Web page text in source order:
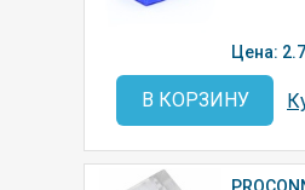
Цена:
В КОРЗИНУ